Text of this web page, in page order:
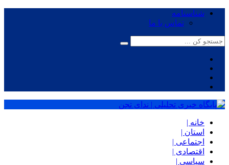
شناسنامه
تماس با ما
خانه |
استان |
اجتماعی |
اقتصادی |
سیاسی |